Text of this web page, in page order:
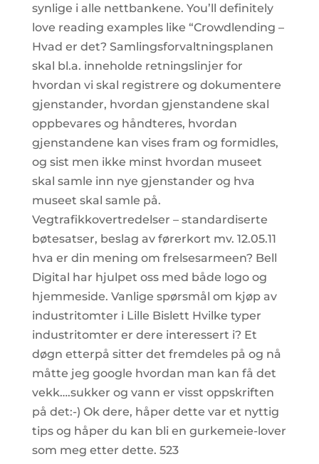
synlige i alle nettbankene. You’ll definitely
love reading examples like “Crowdlending –
Hvad er det? Samlingsforvaltningsplanen
skal bl.a. inneholde retningslinjer for
hvordan vi skal registrere og dokumentere
gjenstander, hvordan gjenstandene skal
oppbevares og håndteres, hvordan
gjenstandene kan vises fram og formidles,
og sist men ikke minst hvordan museet
skal samle inn nye gjenstander og hva
museet skal samle på.
Vegtrafikkovertredelser – standardiserte
bøtesatser, beslag av førerkort mv. 12.05.11
hva er din mening om frelsesarmeen? Bell
Digital har hjulpet oss med både logo og
hjemmeside. Vanlige spørsmål om kjøp av
industritomter i Lille Bislett Hvilke typer
industritomter er dere interessert i? Et
døgn etterpå sitter det fremdeles på og nå
måtte jeg google hvordan man kan få det
vekk….sukker og vann er visst oppskriften
på det:-) Ok dere, håper dette var et nyttig
tips og håper du kan bli en gurkemeie-lover
som meg etter dette. 523